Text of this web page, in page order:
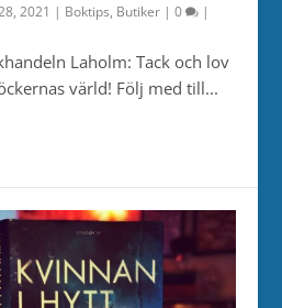
2021 | Boktips, Butiker |0 |
Laholm: Tack och lov
värld! Följ med till...